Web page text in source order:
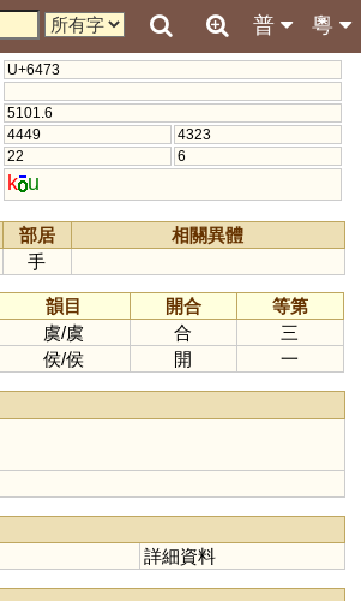
粵
普
U+6473
5101.6
4449
4323
22
6
k u
部居
相關異體
手
韻目 開合
等第
虞/虞 合
三
侯/侯 開 一
詳細資料